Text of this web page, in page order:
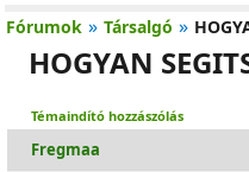
Fórumok » Társalgó »
HOGYAN
Témaindító hozzászólás
Fregmaa